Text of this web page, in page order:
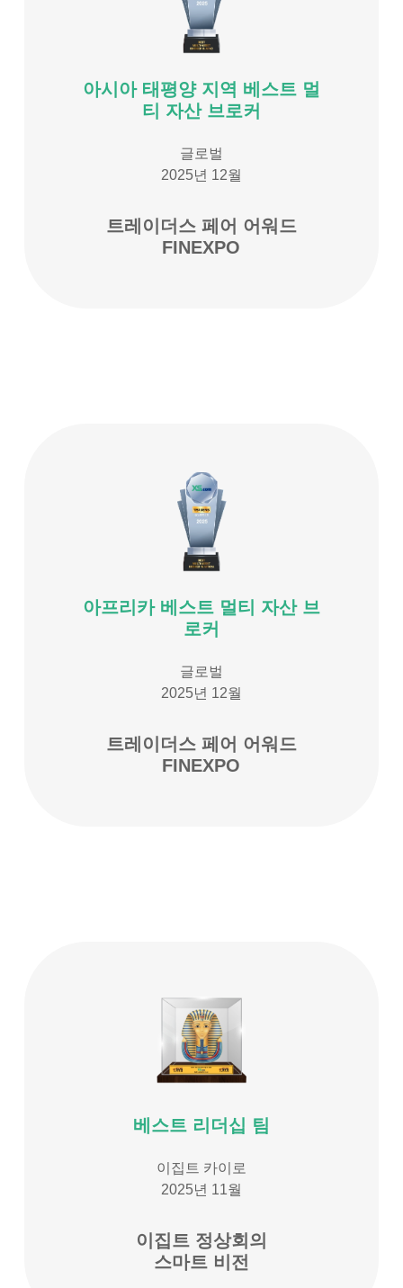
아시아 태평양 지역 베스트 멀
티 자산 브로커
글로벌
2025년 12월
트레이더스 페어 어워드
FINEXPO
아프리카 베스트 멀티 자산 브
로커
글로벌
2025년 12월
트레이더스 페어 어워드
FINEXPO
베스트 리더십 팀
이집트 카이로
2025년 11월
이집트 정상회의
스마트 비전